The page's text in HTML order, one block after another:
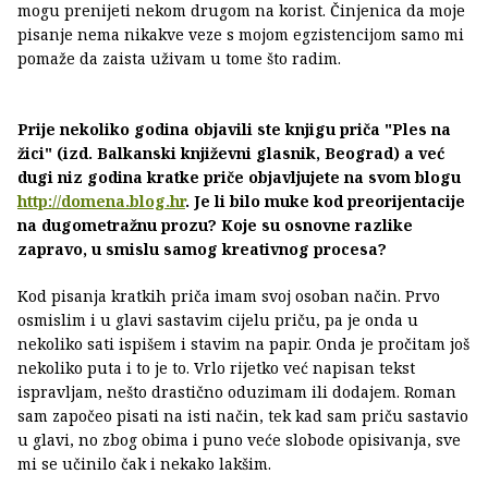
mogu prenijeti nekom drugom na korist. Činjenica da moje
pisanje nema nikakve veze s mojom egzistencijom samo mi
pomaže da zaista uživam u tome što radim.
Prije nekoliko godina objavili ste knjigu priča "Ples na
žici" (izd. Balkanski književni glasnik, Beograd) a već
dugi niz godina kratke priče objavljujete na svom blogu
http://domena.blog.hr. Je li bilo muke kod preorijentacije
na dugometražnu prozu? Koje su osnovne razlike
zapravo, u smislu samog kreativnog procesa?
Kod pisanja kratkih priča imam svoj osoban način. Prvo
osmislim i u glavi sastavim cijelu priču, pa je onda u
nekoliko sati ispišem i stavim na papir. Onda je pročitam još
nekoliko puta i to je to. Vrlo rijetko već napisan tekst
ispravljam, nešto drastično oduzimam ili dodajem. Roman
sam započeo pisati na isti način, tek kad sam priču sastavio
u glavi, no zbog obima i puno veće slobode opisivanja, sve
mi se učinilo čak i nekako lakšim.